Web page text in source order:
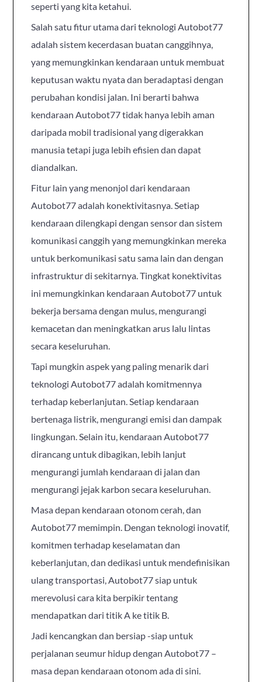
seperti yang kita ketahui.
Salah satu fitur utama dari teknologi Autobot77
adalah sistem kecerdasan buatan canggihnya,
yang memungkinkan kendaraan untuk membuat
keputusan waktu nyata dan beradaptasi dengan
perubahan kondisi jalan. Ini berarti bahwa
kendaraan Autobot77 tidak hanya lebih aman
daripada mobil tradisional yang digerakkan
manusia tetapi juga lebih efisien dan dapat
diandalkan.
Fitur lain yang menonjol dari kendaraan
Autobot77 adalah konektivitasnya. Setiap
kendaraan dilengkapi dengan sensor dan sistem
komunikasi canggih yang memungkinkan mereka
untuk berkomunikasi satu sama lain dan dengan
infrastruktur di sekitarnya. Tingkat konektivitas
ini memungkinkan kendaraan Autobot77 untuk
bekerja bersama dengan mulus, mengurangi
kemacetan dan meningkatkan arus lalu lintas
secara keseluruhan.
Tapi mungkin aspek yang paling menarik dari
teknologi Autobot77 adalah komitmennya
terhadap keberlanjutan. Setiap kendaraan
bertenaga listrik, mengurangi emisi dan dampak
lingkungan. Selain itu, kendaraan Autobot77
dirancang untuk dibagikan, lebih lanjut
mengurangi jumlah kendaraan di jalan dan
mengurangi jejak karbon secara keseluruhan.
Masa depan kendaraan otonom cerah, dan
Autobot77 memimpin. Dengan teknologi inovatif,
komitmen terhadap keselamatan dan
keberlanjutan, dan dedikasi untuk mendefinisikan
ulang transportasi, Autobot77 siap untuk
merevolusi cara kita berpikir tentang
mendapatkan dari titik A ke titik B.
Jadi kencangkan dan bersiap -siap untuk
perjalanan seumur hidup dengan Autobot77 –
masa depan kendaraan otonom ada di sini.